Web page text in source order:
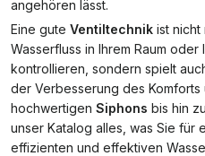
angehören lässt.
Eine gute Ventiltechnik ist nicht
Wasserfluss in Ihrem Raum oder
kontrollieren, sondern spielt
der Verbesserung des Komforts
hochwertigen Siphons bis hin
unser Katalog alles, was Sie für
effizienten und effektiven